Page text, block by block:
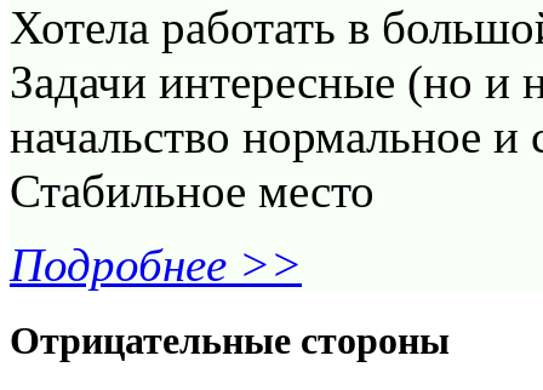
Хотела работать в
Задачи интересные (но и
начальство нормальное
Стабильное место
Подробнее >>
Отрицательные стороны